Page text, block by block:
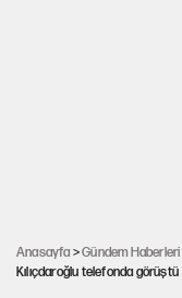
Anasayfa >Gündem Haberleri
Kılıçdaroğlu telefonda görüştü